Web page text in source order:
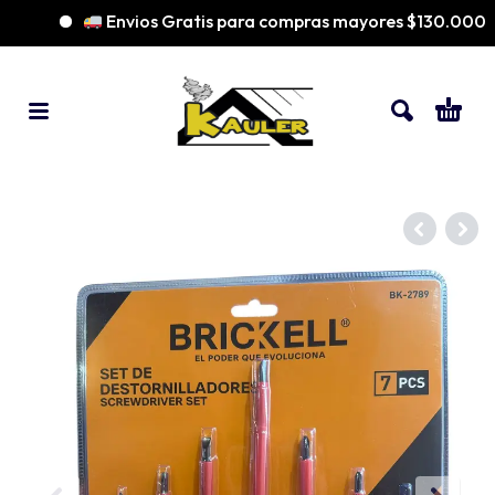
Envios Gratis para compras mayores $130.000